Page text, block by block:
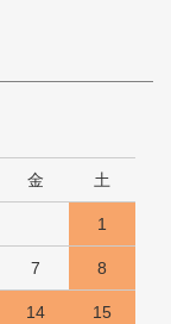
金 土
1
7 8
14 15